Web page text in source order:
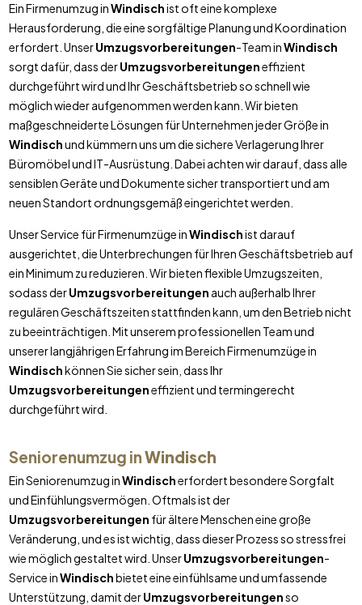
Ein Firmenumzug inWindischist oft eine komplexe
Herausforderung, die eine sorgfältige Planung und Koordination
erfordert. UnserUmzugsvorbereitungen-Team inWindisch
sorgt dafür, dass derUmzugsvorbereitungeneffizient
durchgeführt wird und Ihr Geschäftsbetrieb so schnell wie
möglich wieder aufgenommen werden kann. Wir bieten
maßgeschneiderte Lösungen für Unternehmen jeder Größe in
Windischund kümmern uns um die sichere Verlagerung Ihrer
Büromöbel und IT-Ausrüstung. Dabei achten wir darauf, dass alle
sensiblen Geräte und Dokumente sicher transportiert und am
neuen Standort ordnungsgemäß eingerichtet werden.
Unser Service für Firmenumzüge inWindischist darauf
ausgerichtet, die Unterbrechungen für Ihren Geschäftsbetrieb auf
ein Minimum zu reduzieren. Wir bieten flexible Umzugszeiten,
sodass derUmzugsvorbereitungen auch außerhalb Ihrer
regulären Geschäftszeiten stattfinden kann, um den Betrieb nicht
zu beeinträchtigen. Mit unserem professionellen Team und
unserer langjährigen Erfahrung im Bereich Firmenumzüge in
Windischkönnen Sie sicher sein, dass Ihr
Umzugsvorbereitungeneffizient und termingerecht
durchgeführt wird.
Seniorenumzug inWindisch
Ein Seniorenumzug inWindischerfordert besondere Sorgfalt
und Einfühlungsvermögen. Oftmals ist der
Umzugsvorbereitungen für ältere Menschen eine große
Veränderung, und es ist wichtig, dass dieser Prozess so stressfrei
wie möglich gestaltet wird. UnserUmzugsvorbereitungen-
Service inWindischbietet eine einfühlsame und umfassende
Unterstützung, damit derUmzugsvorbereitungenso